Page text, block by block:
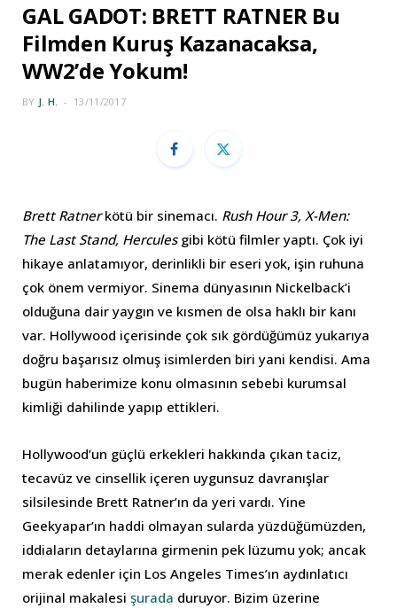
GAL GADOT: BRETT RATNER Bu
Filmden Kuruş Kazanacaksa,
WW2’de Yokum!
BY J. H. 13/11/2017
Brett Ratnerkötü bir sinemacı. Rush Hour 3, X-Men:
The Last Stand, Herculesgibi kötü filmler yaptı. Çok iyi
hikaye anlatamıyor, derinlikli bir eseri yok, işin ruhuna
çok önem vermiyor. Sinema dünyasının Nickelback’i
olduğuna dair yaygın ve kısmen de olsa haklı bir kanı
var. Hollywood içerisinde çok sık gördüğümüz yukarıya
doğru başarısız olmuş isimlerden biri yani kendisi. Ama
bugün haberimize konu olmasının sebebi kurumsal
kimliği dahilinde yapıp ettikleri.
Hollywood’un güçlü erkekleri hakkında çıkan taciz,
tecavüz ve cinsellik içeren uygunsuz davranışlar
silsilesinde Brett Ratner’ın da yeri vardı. Yine
Geekyapar’ın haddi olmayan sularda yüzdüğümüzden,
iddiaların detaylarına girmenin pek lüzumu yok; ancak
merak edenler için Los Angeles Times’ın aydınlatıcı
orijinal makalesi şurada duruyor. Bizim üzerine